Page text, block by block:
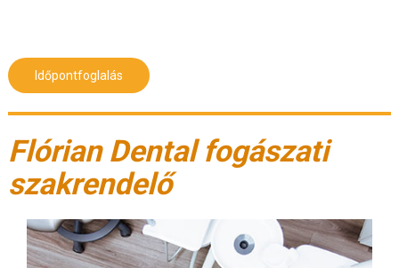
Időpontfoglalás
Flórian Dental fogászati
szakrendelő